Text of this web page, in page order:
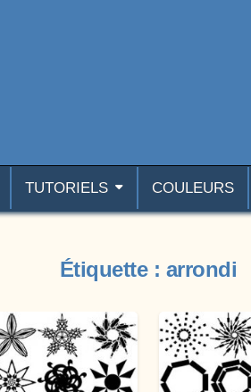
TUTORIELS COULEURS
Étiquette : arrondi